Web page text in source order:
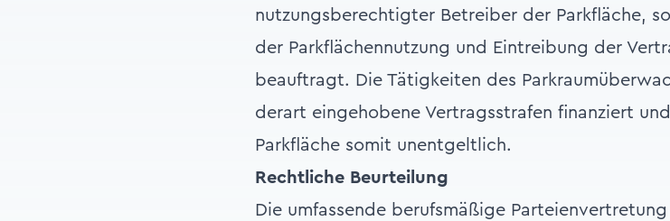
nutzungsberechtigter Betreiber der Parkfläche,
der Parkflächennutzung und Eintreibung der
beauftragt. Die Tätigkeiten des
derart eingehobene Vertragsstrafen finanziert
Parkfläche somit unentgeltlich.
Rechtliche Beurteilung
Die umfassende berufsmäßige